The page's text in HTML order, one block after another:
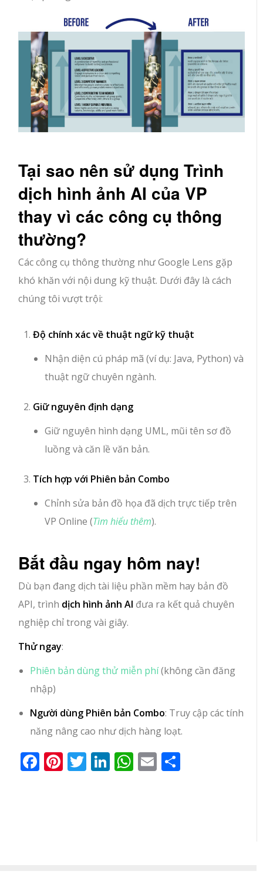
Tại sao nên sử dụng Trình
dịch hình ảnh AI của VP
thay vì các công cụ thông
thường?
Các công cụ thông thường như Google Lens gặp
khó khăn với nội dung kỹ thuật. Dưới đây là cách
chúng tôi vượt trội:
Độ chính xác về thuật ngữ kỹ thuật
Nhận diện cú pháp mã (ví dụ: Java, Python) và
thuật ngữ chuyên ngành.
Giữ nguyên định dạng
Giữ nguyên hình dạng UML, mũi tên sơ đồ
luồng và căn lề văn bản.
Tích hợp với Phiên bản Combo
Chỉnh sửa bản đồ họa đã dịch trực tiếp trên
VP Online (Tìm hiểu thêm).
Bắt đầu ngay hôm nay!
Dù bạn đang dịch tài liệu phần mềm hay bản đồ
API, trình dịch hình ảnh AI đưa ra kết quả chuyên
nghiệp chỉ trong vài giây.
Thử ngay:
Phiên bản dùng thử miễn phí(không cần đăng
nhập)
Người dùng Phiên bản Combo: Truy cập các tính
năng nâng cao như dịch hàng loạt.
Facebook
Pinterest
Twitter
LinkedIn
WhatsApp
Email